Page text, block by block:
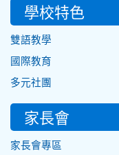
學校特色
雙語教學
國際教育
多元社團
家長會
家長會專區